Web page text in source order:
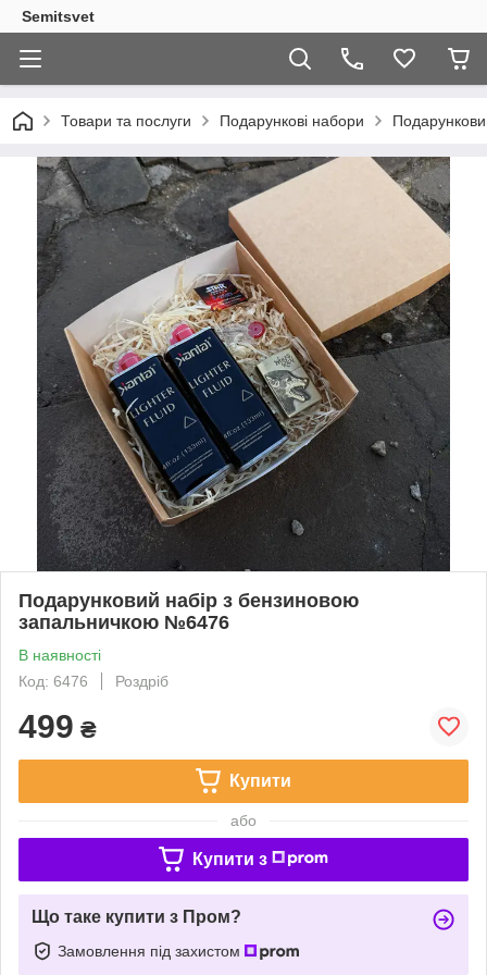
Semitsvet
Товари та послуги Подарункові набори
Подарунковий набір з бензиновою
запальничкою №6476
В наявності
Код: 6476
Роздріб
499 ₴
Купити
або
Купити з
Що таке купити з Пром?
Замовлення під захистом